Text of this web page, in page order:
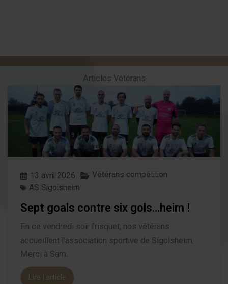
Articles Vétérans
13 avril 2026
Vétérans compétition
AS Sigolsheim
Sept goals contre six gols…heim !
En ce vendredi soir frisquet, nos vétérans
accueillent l'association sportive de Sigolsheim.
Merci à Sam...
Lire l'article